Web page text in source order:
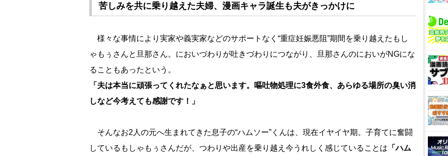
苦しみを共に乗り越えた夫婦、漫画キャラ誕生も夫がきっかけに
様々な事情により実家や義実家などのサポートなく“重症妊娠悪阻”期間を乗り越えたもし
ゃもぅさんと旦那さん。においづわりが吐きづわりにつながり、旦那さんのにおいがNGにな
ることもあったという。
「夫は本当に頑張ってくれたなぁと思います。嘔吐物処理に3食外食、あらゆる場所の臭い消
しなど今考えても感謝です！」
そんなお2人の元へ生まれてきた息子の“ハムソー”くんは、現在イヤイヤ期。子育てに奮闘
しているもしゃもぅさんだが、つわりや出産を乗り越え今うれしく感じていることは 「ハム